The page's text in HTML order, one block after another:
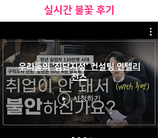
​실시간 불꽃 후기
우리들의 '집단지성' 컨설팅 인텔리
전스
시청하기